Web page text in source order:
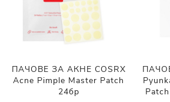
ПАЧОВЕ ЗА АКНЕ COSRX
Acne Pimple Master Patch
24бр